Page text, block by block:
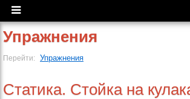
Упражнения
Перейти: Упражнения
Статика. Стойка на